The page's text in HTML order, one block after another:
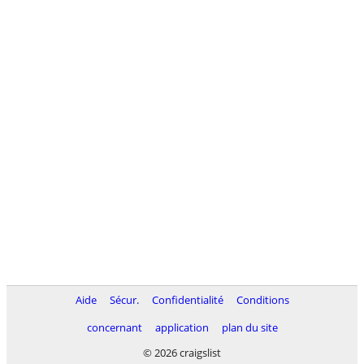
Aide Sécur. Confidentialité
Conditions
concernant
application
plan du site
© 2026 craigslist